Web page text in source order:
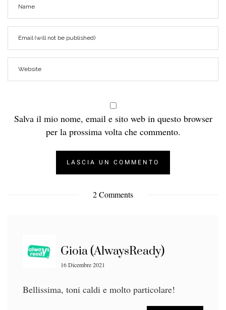
Salva il mio nome, email e sito web in questo browser
per la prossima volta che commento.
2 Comments
Gioia (AlwaysReady)
16 Dicembre 2021
Bellissima, toni caldi e molto particolare!